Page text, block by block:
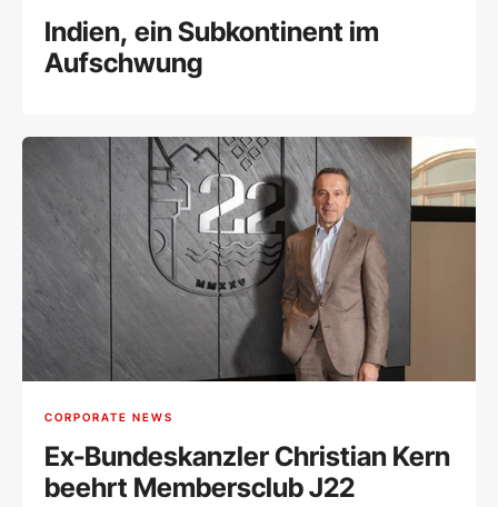
Indien, ein Subkontinent im
Aufschwung
CORPORATE NEWS
Ex-Bundeskanzler Christian Kern
beehrt Membersclub J22